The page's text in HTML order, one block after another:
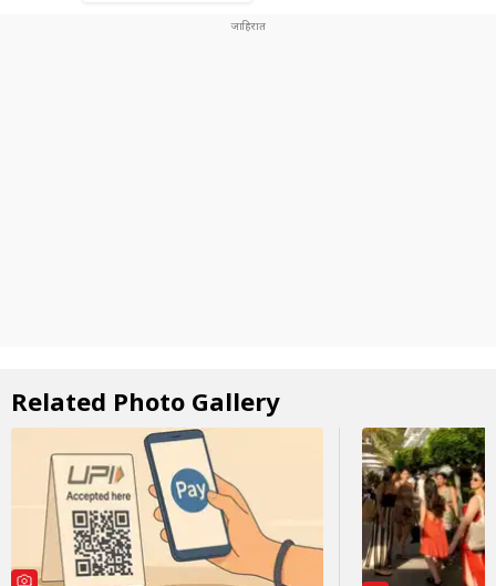
Related Photo Gallery